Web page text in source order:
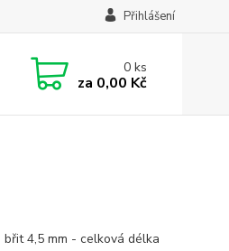
Přihlášení
0ks
za 0,00 Kč
4,5 mm - celková délka